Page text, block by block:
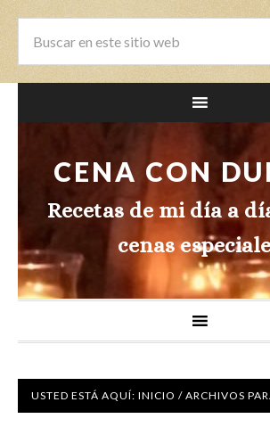
CENA CON
Recetas de mi día a
cenas
USTED ESTÁ AQUÍ: INICIO / ARCHIVOS